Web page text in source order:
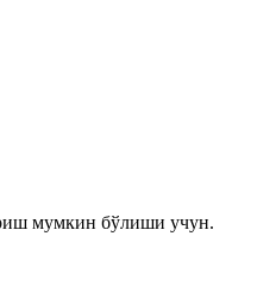
мумкин бўлиши учун.